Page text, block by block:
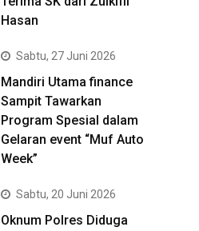
Hasan
Sabtu, 27 Juni 2026
Mandiri Utama finance
Sampit Tawarkan
Program Spesial dalam
Gelaran event “Muf Auto
Week”
Sabtu, 20 Juni 2026
Oknum Polres Diduga